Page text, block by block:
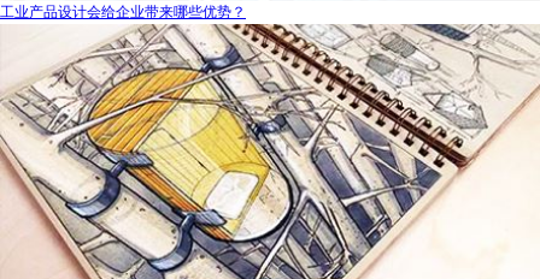
工业产品设计会给企业带来哪些优势？